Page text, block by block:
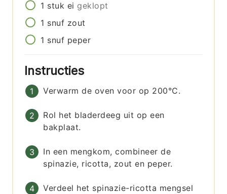
1 stuk ei geklopt
1 snuf zout
1 snuf peper
Instructies
Verwarm de oven voor op 200°C.
Rol het bladerdeeg uit op een
bakplaat.
In een mengkom, combineer de
spinazie, ricotta, zout en peper.
Verdeel het spinazie-ricotta mengsel